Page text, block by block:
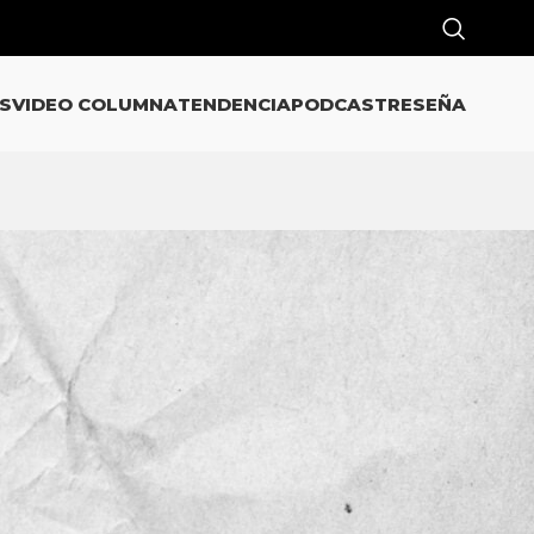
VIDEO COLUMNATENDENCIAPODCASTRESEÑA